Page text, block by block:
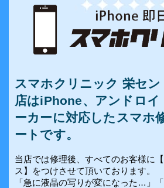
スマホクリニック 栄セ
店はiPhone、アンドロイ
ーカーに対応したスマホ
ートです。
当店では修理後、すべてのお客様に
ス】をつけさせて頂いております。
「急に液晶の写りが変になった…」